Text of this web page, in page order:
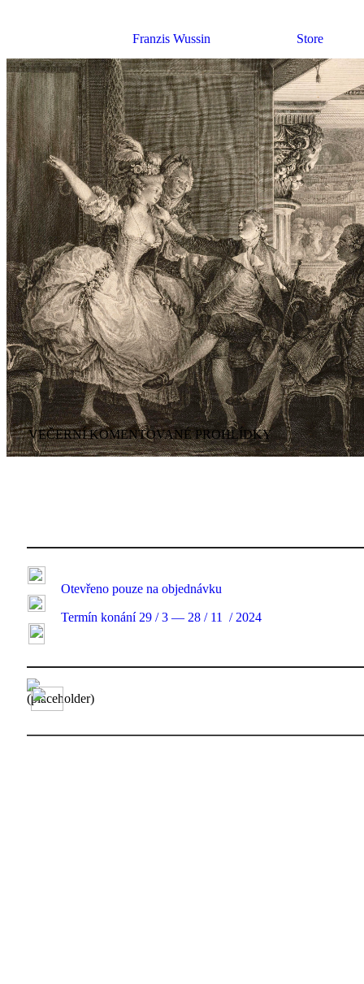
Franzis Wussin Store
Otevřenopouze na objednávku
Termín konání 29 / 3 — 28 / 11 / 2024
VEČERNÍ KOMENTOVANÉ PROHLÍDKY